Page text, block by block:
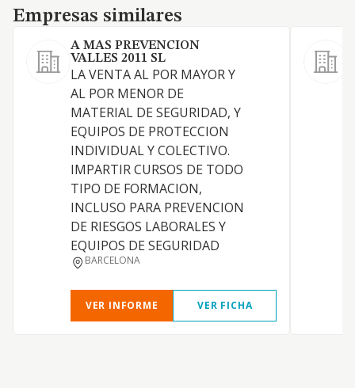
Empresas similares
Empresas similares
A MAS PREVENCION
VALLES 2011 SL
LA VENTA AL POR MAYOR Y
AL POR MENOR DE
MATERIAL DE SEGURIDAD, Y
EQUIPOS DE PROTECCION
INDIVIDUAL Y COLECTIVO.
IMPARTIR CURSOS DE TODO
TIPO DE FORMACION,
INCLUSO PARA PREVENCION
DE RIESGOS LABORALES Y
EQUIPOS DE SEGURIDAD
BARCELONA
VER INFORME VER FICHA